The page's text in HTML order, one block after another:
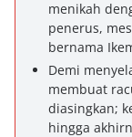
menikah
penerus,
bernama
Demi
membuat
diasingkan;
hingga